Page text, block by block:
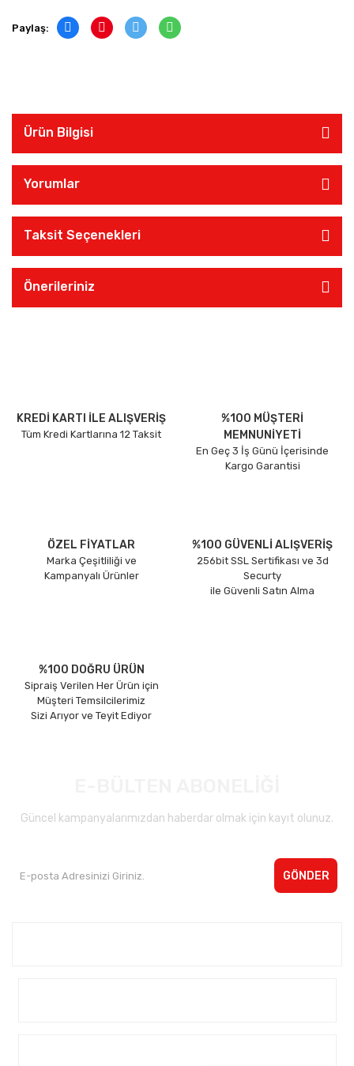
Paylaş:
Ürün Bilgisi
Yorumlar
Taksit Seçenekleri
Önerileriniz
KREDİ KARTI İLE ALIŞVERİŞ
Tüm Kredi Kartlarına 12 Taksit
%100 MÜŞTERİ
MEMNUNİYETİ
En Geç 3 İş Günü İçerisinde
Kargo Garantisi
ÖZEL FİYATLAR
Marka Çeşitliliği ve
Kampanyalı Ürünler
%100 GÜVENLİ ALIŞVERİŞ
256bit SSL Sertifikası ve 3d
Securty
ile Güvenli Satın Alma
%100 DOĞRU ÜRÜN
Sipraiş Verilen Her Ürün için
Müşteri Temsilcilerimiz
Sizi Arıyor ve Teyit Ediyor
Güncel kampanyalarımızdan haberdar olmak için kayıt olunuz.
GÖNDER